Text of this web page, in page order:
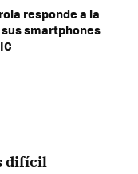
responde a la
smartphones
difícil